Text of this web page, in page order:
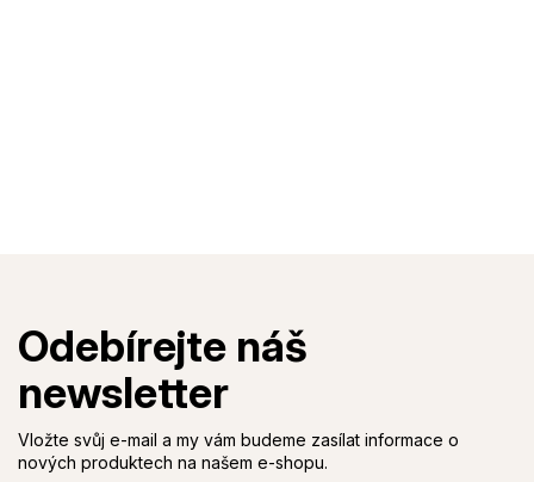
Vložte svůj e-mail a my vám budeme zasílat informace o
nových produktech na našem e-shopu.